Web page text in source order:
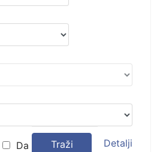
Da Traži Detalji